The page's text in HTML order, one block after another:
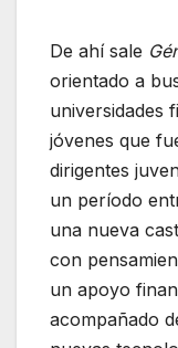
De ahí sale
orientado a
universidades
jóvenes que
dirigentes
un período
una nueva
con
un apoyo
acompañado